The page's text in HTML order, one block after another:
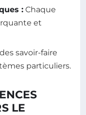
: Chaque
et
savoir-faire
particuliers.
LE